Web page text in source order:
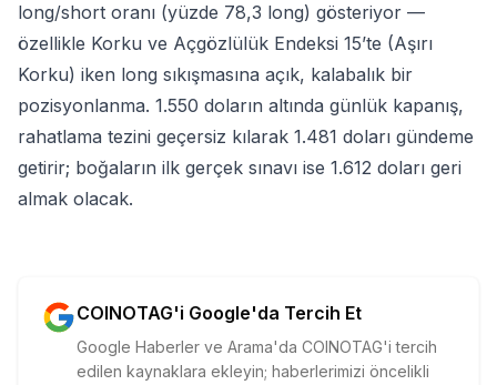
long/short oranı (yüzde 78,3 long) gösteriyor —
özellikle Korku ve Açgözlülük Endeksi 15’te (Aşırı
Korku) iken long sıkışmasına açık, kalabalık bir
pozisyonlanma. 1.550 doların altında günlük kapanış,
rahatlama tezini geçersiz kılarak 1.481 doları gündeme
getirir; boğaların ilk gerçek sınavı ise 1.612 doları geri
almak olacak.
COINOTAG'i Google'da Tercih Et
Google Haberler ve Arama'da COINOTAG'i tercih
edilen kaynaklara ekleyin; haberlerimizi öncelikli